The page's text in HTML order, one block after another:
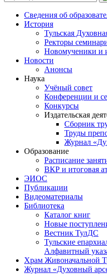
Сведения об
История
Тульская
Ректоры
Новомученики и
Новости
Анонсы
Наука
Учёный совет
Конференции и
Конкурсы
Издательская
Сборник
Труды
Журнал
Образование
Расписание
ВКР и итоговая
ЭИОС
Публикации
Видеоматериалы
Библиотека
Каталог книг
Новые
Вестник ТулДС
Тульские
Алфавитный
Храм Живоначальной
Журнал «Духовный